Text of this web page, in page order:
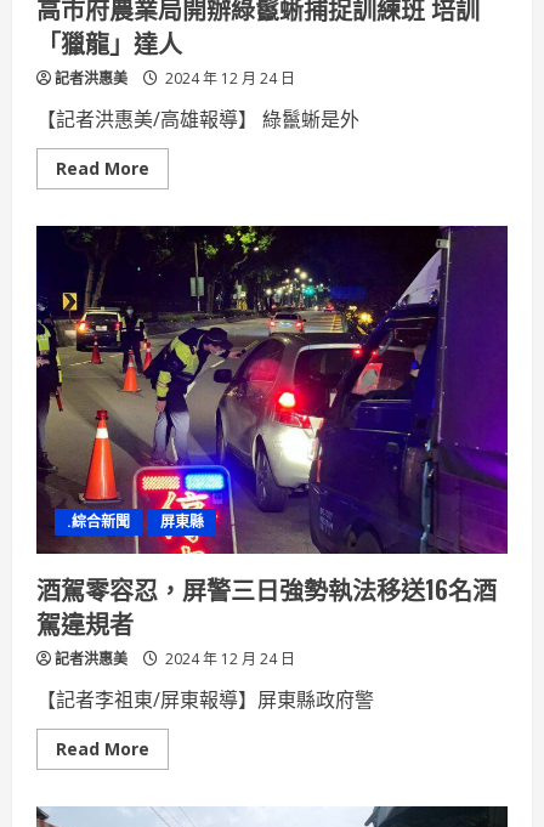
與
廢
枝
困
擾
高市府農業局開辦綠鬣蜥捕捉訓練班 培訓
「獵龍」達人
記者洪惠美 2024 年 12 月 24 日
【記者洪惠美/高雄報導】 綠鬣蜥是外
Read More
more
市
府
農
開
辦
綠
鬣
蜥
捕
捉
訓
練
班
培
訓
「獵
龍」
達
人
.綜合新聞 屏東縣
酒駕零容忍，屏警三日強勢執法移送16名酒
駕違規者
記者洪惠美 2024 年 12 月 24 日
【記者李祖東/屏東報導】屏東縣政府警
Read More
more
駕